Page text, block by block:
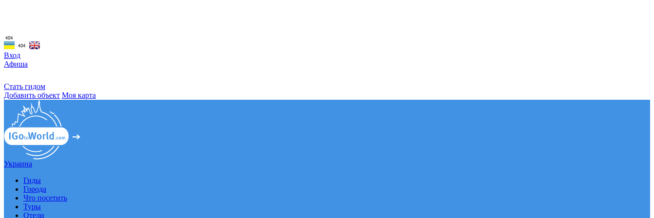
Вход
Афиша
Стать гидом
Добавить объект Моя карта
Украина
Гиды
Города
Что посетить
Туры
Отели